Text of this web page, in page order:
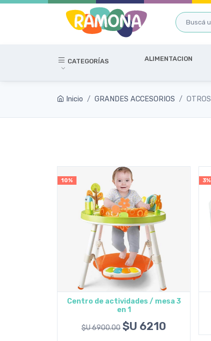
CATEGORÍAS ALIMENTACION
Inicio GRANDES ACCESORIOS OTROS
10%
Ver opciones
Centro de actividades / mesa 3
en 1
$U 6900.00 $U 6210
3%